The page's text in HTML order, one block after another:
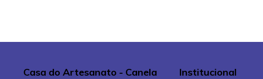
Casa do Artesanato - Canela
Institucional